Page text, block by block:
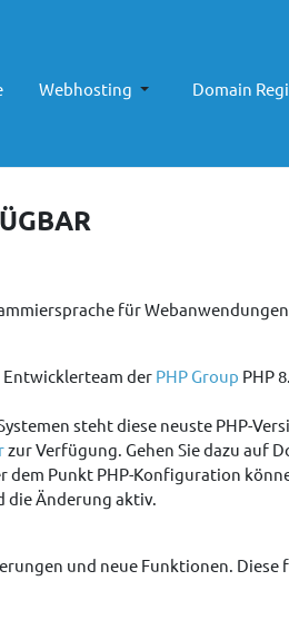
Webhosting Domain
für
Entwicklerteam der PHP Group PHP
steht diese neuste PHP-
zur Verfügung. Gehen Sie dazu auf
Punkt PHP-Konfiguration
die Änderung aktiv.
und neue Funktionen.